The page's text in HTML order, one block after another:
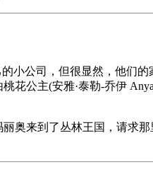
小公司，但很显然，他们
公主(安雅·泰勒-乔伊 Anya
奥来到了丛林王国，请求那